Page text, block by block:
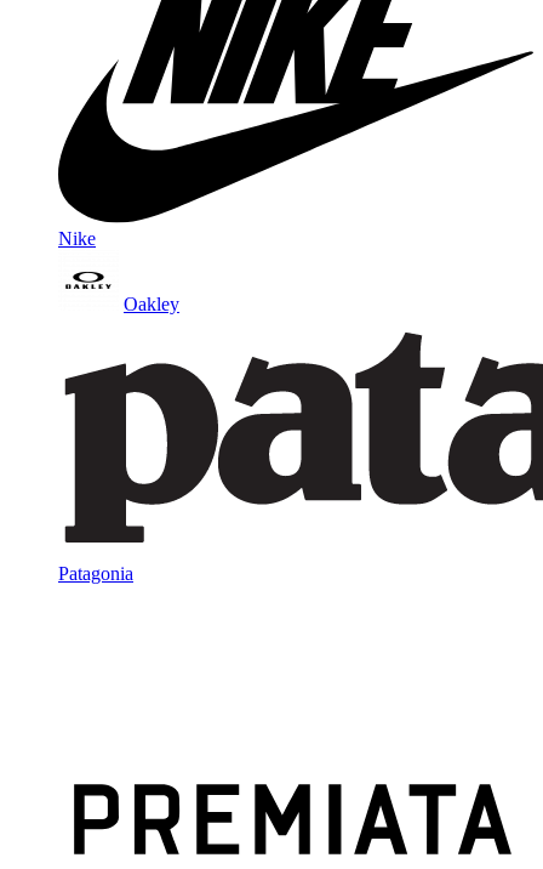
Nike
Oakley
Patagonia